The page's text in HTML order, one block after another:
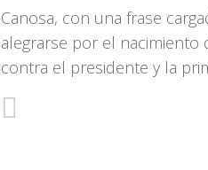
Canosa, con una frase
alegrarse por el nacimiento
contra el presidente y la